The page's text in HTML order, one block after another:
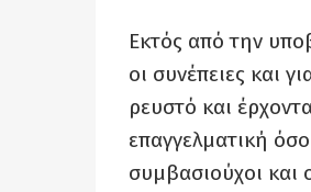
Εκτός από την
οι συνέπειες και
ρευστό και
επαγγελματική
συμβασιούχοι και